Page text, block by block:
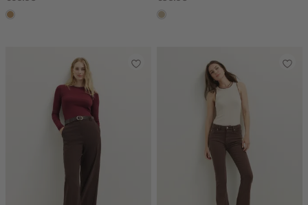
camel
lichtzand